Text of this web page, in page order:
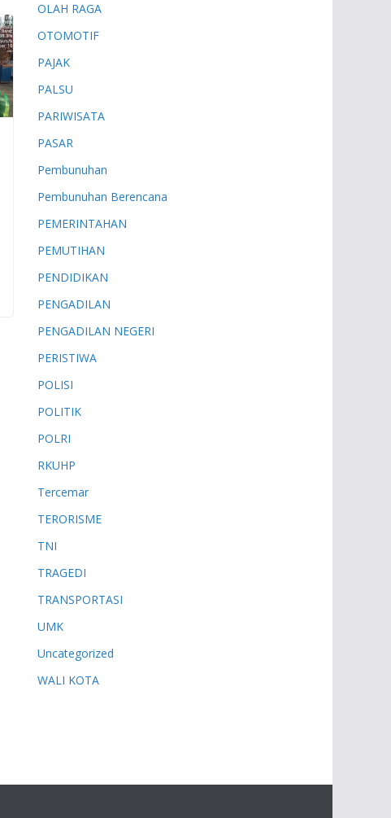
OLAH RAGA
OTOMOTIF
PAJAK
PALSU
PARIWISATA
PASAR
Pembunuhan
Pembunuhan Berencana
PEMERINTAHAN
PEMUTIHAN
PENDIDIKAN
PENGADILAN
PENGADILAN NEGERI
PERISTIWA
POLISI
POLITIK
POLRI
RKUHP
Tercemar
TERORISME
TNI
TRAGEDI
TRANSPORTASI
UMK
Uncategorized
WALI KOTA